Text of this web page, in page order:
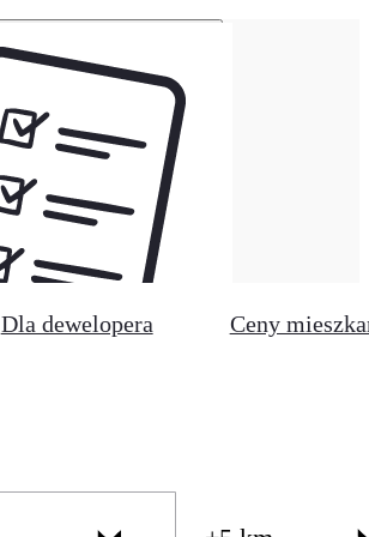
Dla dewelopera Ceny